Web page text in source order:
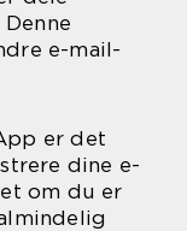
e-mail-
er det
dine e-
om du er